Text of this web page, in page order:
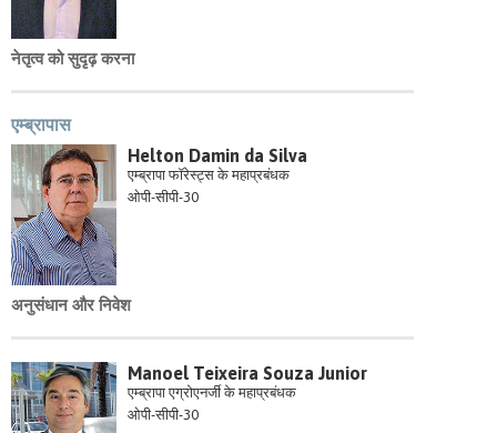
नेतृत्व को सुदृढ़ करना
एम्ब्रापास
Helton Damin da Silva
एम्ब्रापा फॉरेस्ट्स के महाप्रबंधक
ओपी-सीपी-30
अनुसंधान और निवेश
Manoel Teixeira Souza Junior
एम्ब्रापा एग्रोएनर्जी के महाप्रबंधक
ओपी-सीपी-30